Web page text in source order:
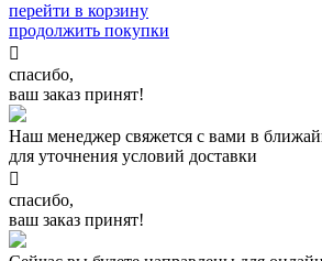
перейти в корзину
продолжить покупки

спасибо,
ваш заказ принят!
Наш менеджер свяжется с вами в
для уточнения условий доставки

спасибо,
ваш заказ принят!